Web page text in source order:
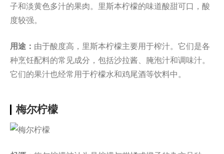
子和淡黄色多汁的果肉。里斯本柠檬的味道酸甜可口，酸
度较强。
用途： 由于酸度高，里斯本柠檬主要用于榨汁。它们是各
种烹饪配料的常见成分，包括沙拉酱、腌泡汁和调味汁。
它们的果汁也经常用于柠檬水和鸡尾酒等饮料中。
梅尔柠檬